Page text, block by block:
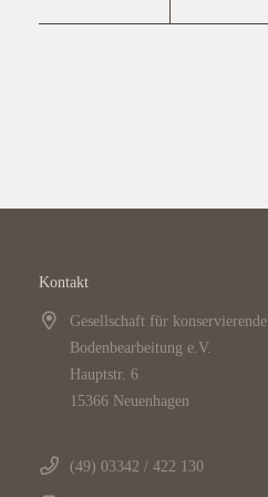
Kontakt
Gesellschaft für konservierende
Bodenbearbeitung e.V.
Hauptstr. 6
15366 Neuenhagen
(49) 03342 / 422 130